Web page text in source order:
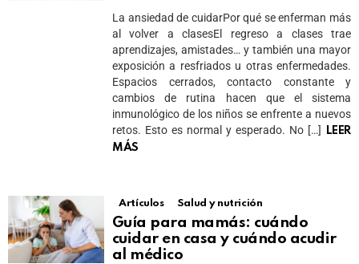
La ansiedad de cuidarPor qué se enferman más
al volver a clasesEl regreso a clases trae
aprendizajes, amistades… y también una mayor
exposición a resfriados u otras enfermedades.
Espacios cerrados, contacto constante y
cambios de rutina hacen que el sistema
inmunológico de los niños se enfrente a nuevos
retos. Esto es normal y esperado. No […]
LEER
MÁS
Artículos Salud y nutrición
Guía para mamás: cuándo
cuidar en casa y cuándo acudir
al médico